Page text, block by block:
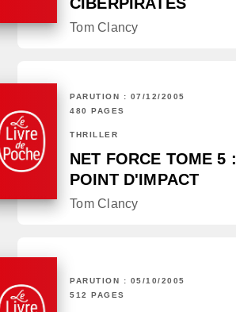
Tom Clancy
PARUTION : 07/12/2005
480 PAGES
THRILLER
NET FORCE TOME 5 :
POINT D'IMPACT
Tom Clancy
PARUTION : 05/10/2005
512 PAGES